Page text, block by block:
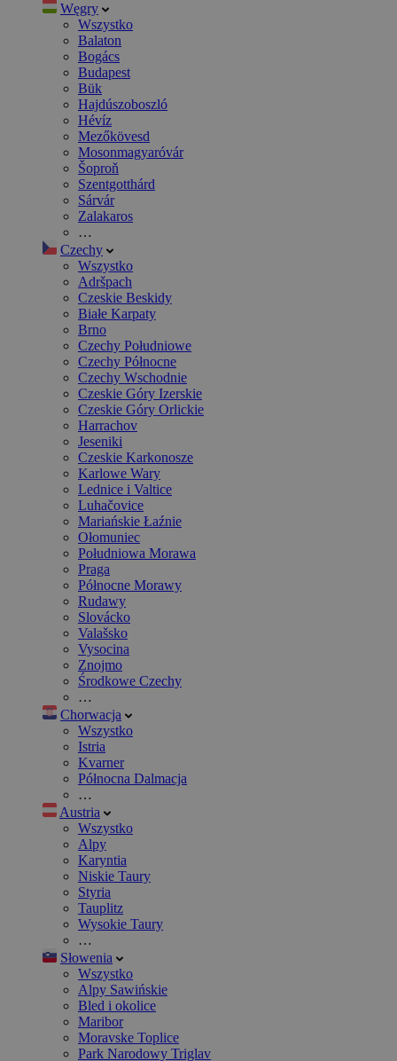
Węgry
Wszystko
Balaton
Bogács
Budapest
Bük
Hajdúszoboszló
Hévíz
Mezőkövesd
Mosonmagyaróvár
Šoproň
Szentgotthárd
Sárvár
Zalakaros
…
Czechy
Wszystko
Adršpach
Czeskie Beskidy
Białe Karpaty
Brno
Czechy Południowe
Czechy Północne
Czechy Wschodnie
Czeskie Góry Izerskie
Czeskie Góry Orlickie
Harrachov
Jeseniki
Czeskie Karkonosze
Karlowe Wary
Lednice i Valtice
Luhačovice
Mariańskie Łaźnie
Ołomuniec
Południowa Morawa
Praga
Północne Morawy
Rudawy
Slovácko
Valašsko
Vysocina
Znojmo
Środkowe Czechy
…
Chorwacja
Wszystko
Istria
Kvarner
Północna Dalmacja
…
Austria
Wszystko
Alpy
Karyntia
Niskie Taury
Styria
Tauplitz
Wysokie Taury
…
Słowenia
Wszystko
Alpy Sawińskie
Bled i okolice
Maribor
Moravske Toplice
Park Narodowy Triglav